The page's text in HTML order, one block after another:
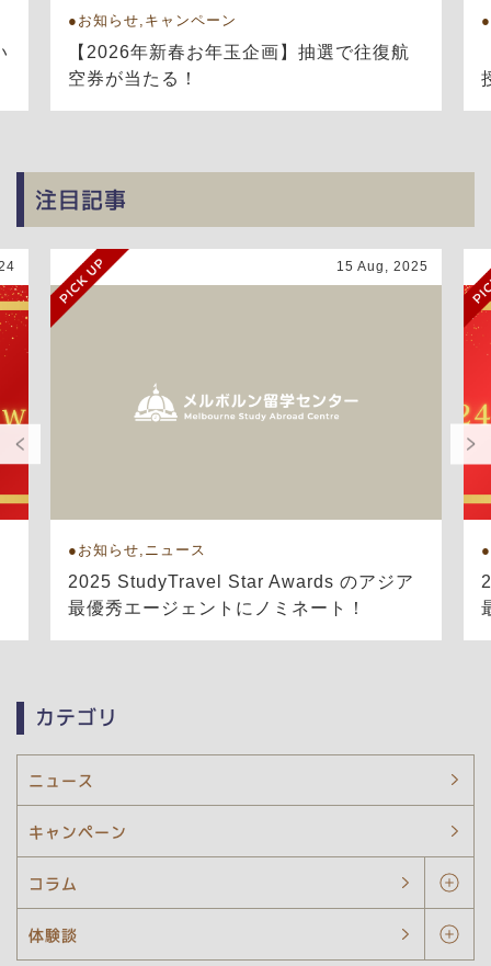
お知らせ,キャンペーン
【2026年新春お年玉企画】抽選で往復航
空券が当たる！
注目記事
15 Aug, 2025
お知らせ,ニュース
2025 StudyTravel Star Awards のアジア
最優秀エージェントにノミネート！
カテゴリ
ニュース
キャンペーン
コラム
体験談